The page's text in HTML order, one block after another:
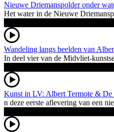
Nieuwe Driemanspolder onder
Het water in de Nieuwe
Wandeling langs beelden van
In deel vier van de Midvliet-
Kunst in LV: Albert Termote & De
n deze eerste aflevering van een